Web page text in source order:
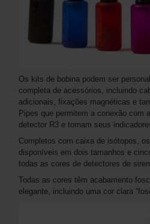
Os kits de bobina podem ser
completa de acessórios, incluindo
adicionais, fixações magnéticas e
Pipes que permitem a conexão com
detector R3 e tornam seus
Completos com caixa de isótopos,
disponíveis em dois tamanhos e
todas as cores de detectores de
Todas as cores têm acabamento
elegante, incluindo uma cor clara